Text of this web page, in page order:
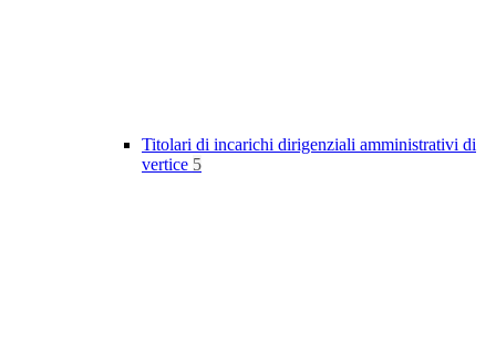
Titolari di incarichi dirigenziali amministrativi di
vertice 5